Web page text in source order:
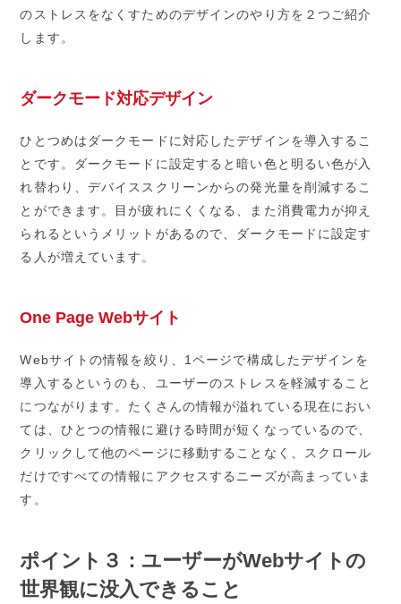
のストレスをなくすためのデザインのやり方を２つご紹介
します。
ダークモード対応デザイン
ひとつめはダークモードに対応したデザインを導入するこ
とです。ダークモードに設定すると暗い色と明るい色が入
れ替わり、デバイススクリーンからの発光量を削減するこ
とができます。目が疲れにくくなる、また消費電力が抑え
られるというメリットがあるので、ダークモードに設定す
る人が増えています。
One Page Webサイト
Webサイトの情報を絞り、1ページで構成したデザインを
導入するというのも、ユーザーのストレスを軽減すること
につながります。たくさんの情報が溢れている現在におい
ては、ひとつの情報に避ける時間が短くなっているので、
クリックして他のページに移動することなく、スクロール
だけですべての情報にアクセスするニーズが高まっていま
す。
ポイント３：ユーザーがWebサイトの
世界観に没入できること